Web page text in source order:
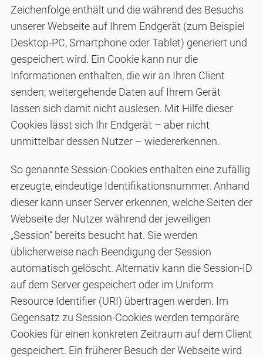
Zeichenfolge enthält und die während des Besuchs
unserer Webseite auf Ihrem Endgerät (zum Beispiel
Desktop-PC, Smartphone oder Tablet) generiert und
gespeichert wird. Ein Cookie kann nur die
Informationen enthalten, die wir an Ihren Client
senden; weitergehende Daten auf Ihrem Gerät
lassen sich damit nicht auslesen. Mit Hilfe dieser
Cookies lässt sich Ihr Endgerät – aber nicht
unmittelbar dessen Nutzer – wiedererkennen.
So genannte Session-Cookies enthalten eine zufällig
erzeugte, eindeutige Identifikationsnummer. Anhand
dieser kann unser Server erkennen, welche Seiten der
Webseite der Nutzer während der jeweiligen
„Session“ bereits besucht hat. Sie werden
üblicherweise nach Beendigung der Session
automatisch gelöscht. Alternativ kann die Session-ID
auf dem Server gespeichert oder im Uniform
Resource Identifier (URI) übertragen werden. Im
Gegensatz zu Session-Cookies werden temporäre
Cookies für einen konkreten Zeitraum auf dem Client
gespeichert. Ein früherer Besuch der Webseite wird